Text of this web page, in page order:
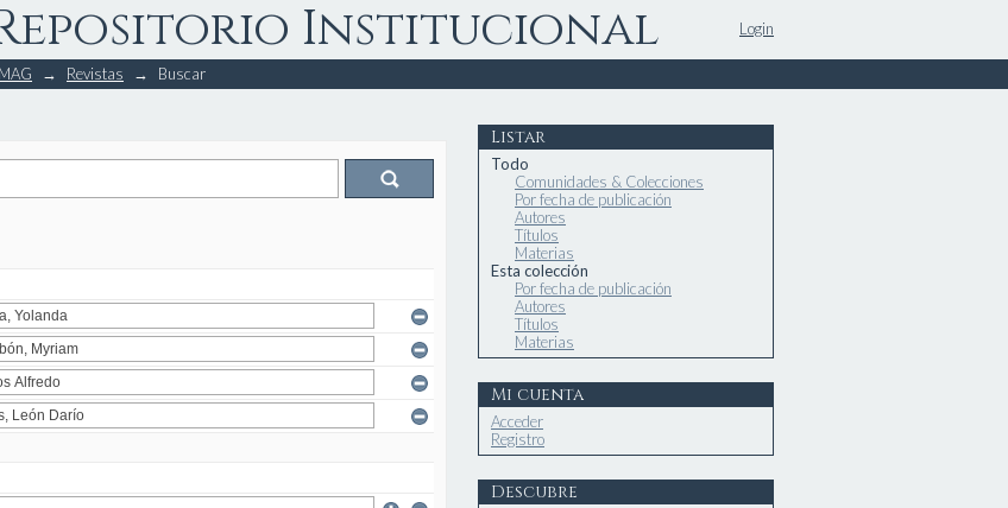
Institucional Login
→ Revistas → Buscar
Listar
Todo
Comunidades & Colecciones
Por fecha de publicación
Autores
Títulos
Materias
Esta colección
Por fecha de publicación
Autores
Títulos
Materias
Mi cuenta
Acceder
Registro
Descubre